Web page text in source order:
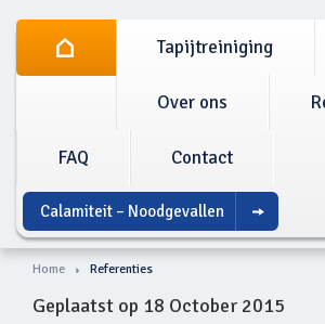
Tapijtreiniging
Over ons
FAQ Contact
Calamiteit – Noodgevallen
Home Referenties
Geplaatst op 18 October 2015